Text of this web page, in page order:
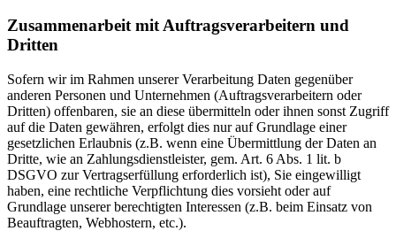
Zusammenarbeit mit Auftragsverarbeitern und
Dritten
Sofern wir im Rahmen unserer Verarbeitung Daten gegenüber
anderen Personen und Unternehmen (Auftragsverarbeitern oder
Dritten) offenbaren, sie an diese übermitteln oder ihnen sonst Zugriff
auf die Daten gewähren, erfolgt dies nur auf Grundlage einer
gesetzlichen Erlaubnis (z.B. wenn eine Übermittlung der Daten an
Dritte, wie an Zahlungsdienstleister, gem. Art. 6 Abs. 1 lit. b
DSGVO zur Vertragserfüllung erforderlich ist), Sie eingewilligt
haben, eine rechtliche Verpflichtung dies vorsieht oder auf
Grundlage unserer berechtigten Interessen (z.B. beim Einsatz von
Beauftragten, Webhostern, etc.).